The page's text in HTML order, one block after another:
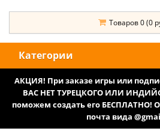
Товаров 0 (0
Категории
АКЦИЯ! При заказе игры или
ВАС НЕТ ТУРЕЦКОГО ИЛИ
поможем создать его БЕСПЛАТНО!
почта вида